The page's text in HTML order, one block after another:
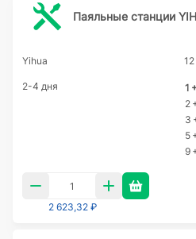
Паяльные станции
Yihua
2-4 дня 1
2
3
5
9
2 623,32 ₽